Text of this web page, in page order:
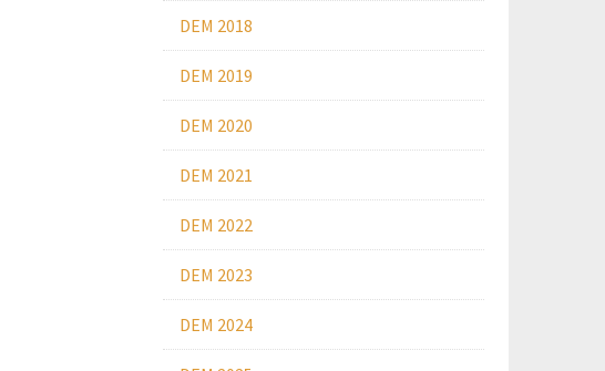
DEM 2018
DEM 2019
DEM 2020
DEM 2021
DEM 2022
DEM 2023
DEM 2024